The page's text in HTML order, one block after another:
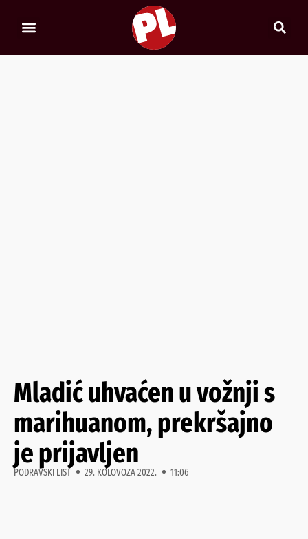
Mladić uhvaćen u vožnji s
marihuanom, prekršajno
je prijavljen
PODRAVSKI LIST 29. KOLOVOZA 2022. 11:06